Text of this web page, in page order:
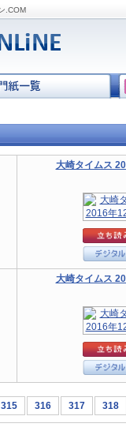
.COM
大崎タイムス
大崎タイムス
315 316 317 318